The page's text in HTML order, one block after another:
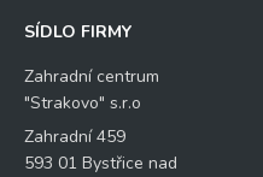
SÍDLO FIRMY
Zahradní centrum
"Strakovo" s.r.o
Zahradní 459
593 01 Bystřice nad